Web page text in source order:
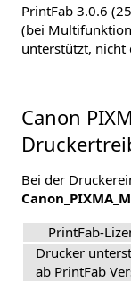
PrintFab 3.0.6
(bei
unterstützt, nicht
Canon
Bei der
PrintFab-
Drucker
ab PrintFab